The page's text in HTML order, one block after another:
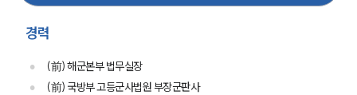
경력
(前) 해군본부 법무실장
(前) 국방부 고등군사법원 부장군판사